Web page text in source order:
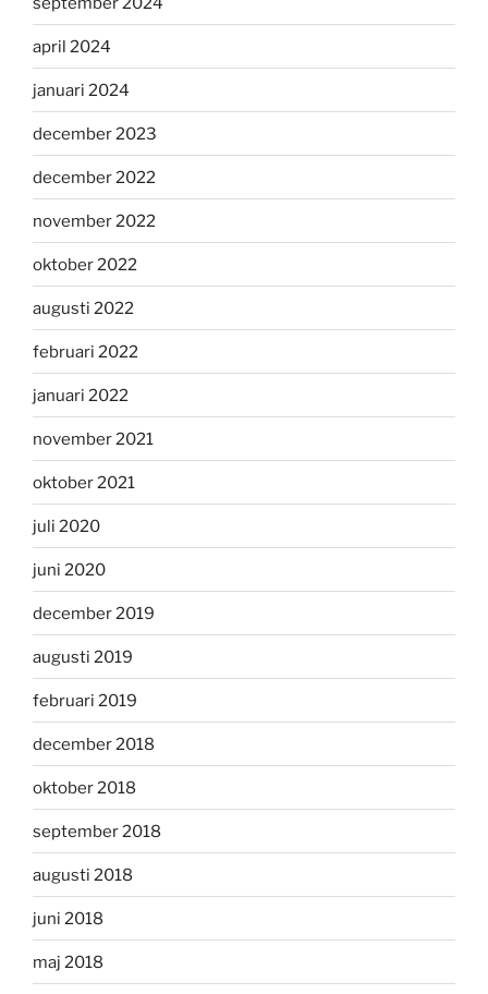
april 2024
januari 2024
december 2023
december 2022
november 2022
oktober 2022
augusti 2022
februari 2022
januari 2022
november 2021
oktober 2021
juli 2020
juni 2020
december 2019
augusti 2019
februari 2019
december 2018
oktober 2018
september 2018
augusti 2018
juni 2018
maj 2018